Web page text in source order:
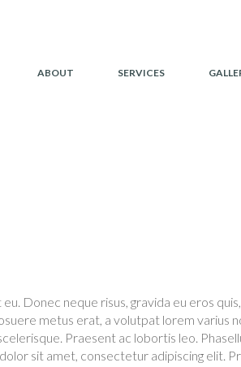
ABOUT SERVICES
Donec neque risus, gravida eu eros
metus erat, a volutpat lorem varius
Praesent ac lobortis leo.
sit amet, consectetur adipiscing elit.